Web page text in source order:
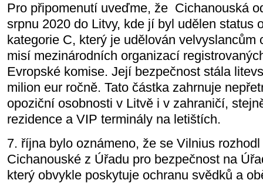
Pro připomenutí uveďme, že Cichanouská
srpnu 2020 do Litvy, kde jí byl udělen status
kategorie C, který je udělován
misí mezinárodních organizací
Evropské komise. Její bezpečnost stála
milion eur ročně. Tato částka zahrnuje
opoziční osobnosti v Litvě i v zahraničí,
rezidence a VIP terminály na letištích.
7. října bylo oznámeno, že se Vilnius
Cichanouské z Úřadu pro bezpečnost na
který obvykle poskytuje ochranu svědků a